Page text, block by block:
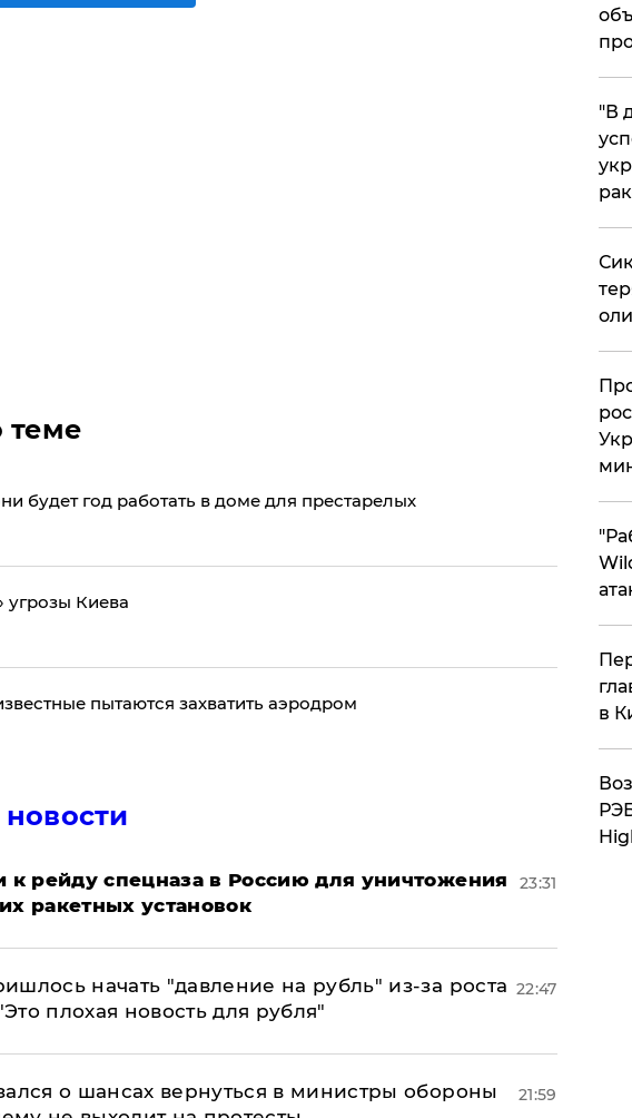
теме
будет год работать в доме для престарелых
Киева
пытаются захватить аэродром
к рейду спецназа в Россию для уничтожения
ракетных установок
23:31
начать "давление на рубль" из-за роста
плохая новость для рубля"
22:47
о шансах вернуться в министры обороны
21:59
​"В
в